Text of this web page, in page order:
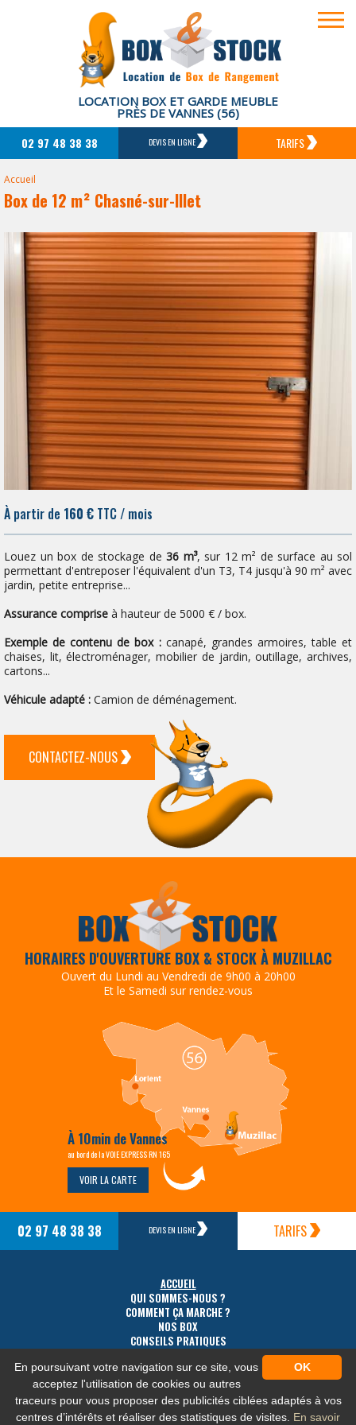
LOCATION BOX ET GARDE MEUBLE
PRÈS DE VANNES (56)
02 97 48 38 38 DEVIS EN LIGNE TARIFS
Accueil
Box de 12 m² Chasné-sur-Illet
À partir de 160 € TTC / mois
Louez un box de stockage de 36 m³, sur 12 m² de surface au sol
permettant d'entreposer l'équivalent d'un T3, T4 jusqu'à 90 m² avec
jardin, petite entreprise...
Assurance comprise à hauteur de 5000 € / box.
Exemple de contenu de box :canapé, grandes armoires, table et
chaises, lit, électroménager, mobilier de jardin, outillage, archives,
cartons...
Véhicule adapté : Camion de déménagement.
CONTACTEZ-NOUS
02 97 48 38 38 DEVIS EN LIGNE TARIFS
HORAIRES D'OUVERTURE BOX & STOCK À MUZILLAC
Ouvert du Lundi au Vendredi de 9h00 à 20h00
Et le Samedi sur rendez-vous
À 10min de Vannes
au bord de la VOIE EXPRESS RN 165
VOIR LA CARTE
ACCUEIL
QUI SOMMES-NOUS ?
COMMENT ÇA MARCHE ?
NOS BOX
CONSEILS PRATIQUES
ACCÈS
CONTACT
MENTIONS LÉGALES-PLAN DU SITE-PROTECTION DES DONNÉES PERSONNELLES -NOS FLUX RSS
OK
En poursuivant votre navigation sur ce site, vous
acceptez l'utilisation de cookies ou autres
traceurs pour vous proposer des publicités ciblées adaptés à vos
centres d’intérêts et réaliser des statistiques de visites. En savoir